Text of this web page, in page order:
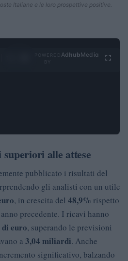
Italiane e le loro prospettive positive.
Ad hubMedia
alle attese
pubblicato i risultati del
gli analisti con un utile
, in crescita del 48,9% rispetto
precedente. I ricavi hanno
euro, superando le previsioni
a 3,04 miliardi. Anche
significativo, balzando